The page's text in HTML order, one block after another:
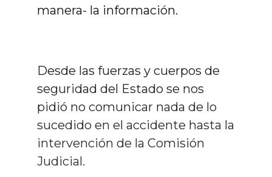
manera- la información.
Desde las fuerzas y cuerpos de
seguridad del Estado se nos
pidió no comunicar nada de lo
sucedido en el accidente hasta la
intervención de la Comisión
Judicial.